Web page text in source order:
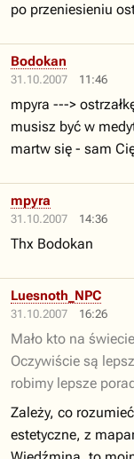
po przeniesieniu
31.10.2007 11:46
Bodokan
mpyra --->
musisz być w
martw się - sam
31.10.2007 14:36
mpyra
Thx Bodokan
31.10.2007 16:26
Luesnoth_NPC
Mało kto na
Oczywiście są
robimy lepsze
Zależy, co
estetyczne, z